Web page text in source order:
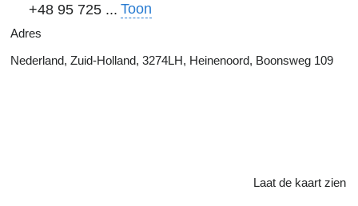
+48 95 725 ... Toon
Adres
Nederland, Zuid-Holland, 3274LH, Heinenoord, Boonsweg 109
Laat de kaart zien